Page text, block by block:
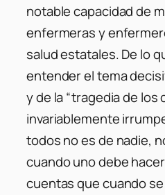
notable capacidad de
enfermeras y
salud estatales. De lo
entender el tema
y de la “tragedia de los
invariablemente
todos no es de nadie,
cuando uno debe
cuentas que cuando